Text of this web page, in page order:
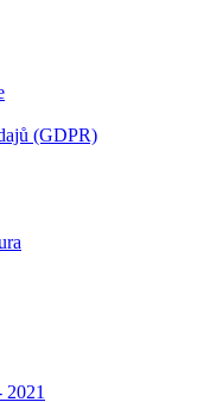
(GDPR)
2021